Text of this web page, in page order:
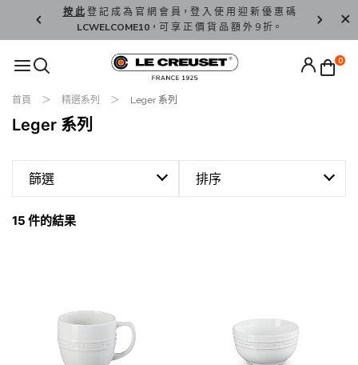
按 此登 記 成 為 官 網 會 員，登 入 使 用 迎 新 優 惠 碼
LCWELCOME10，可 享 正 價 貨 品 額 外 9 折。
香 港 / 澳
0
首頁 精選系列 Leger 系列
Leger 系列
篩選 排序
15 件的結果